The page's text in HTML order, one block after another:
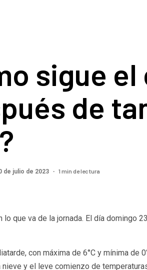
sigue el
de
de julio de 2023 1 min de lectura
que va de la jornada. El día domingo
con máxima de 6°C y mínima de
y el leve comienzo de